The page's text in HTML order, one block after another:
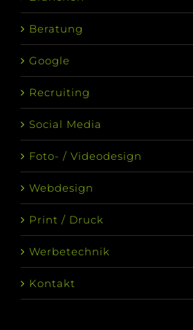
Beratung
Google
Recruiting
Social Media
Foto- / Videodesign
Webdesign
Print / Druck
Werbetechnik
Kontakt